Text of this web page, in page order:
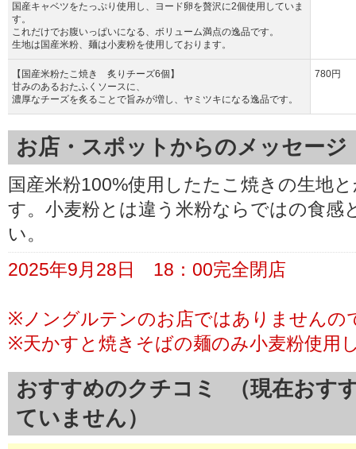
国産キャベツをたっぷり使用し、ヨード卵を贅沢に2個使用していま
す。
これだけでお腹いっぱいになる、ボリューム満点の逸品です。
生地は国産米粉、麺は小麦粉を使用しております。
【国産米粉たこ焼き 炙りチーズ6個】
甘みのあるおたふくソースに、
濃厚なチーズを炙ることで旨みが増し、ヤミツキになる逸品です。
780円
お店・スポットからのメッセージ
国産米粉100%使用したたこ焼きの生地
す。小麦粉とは違う米粉ならではの食
い。
2025年9月28日 18：00完全閉店
※ノングルテンのお店ではありませんの
※天かすと焼きそばの麺のみ小麦粉使用
おすすめのクチコミ （現在おす
ていません）